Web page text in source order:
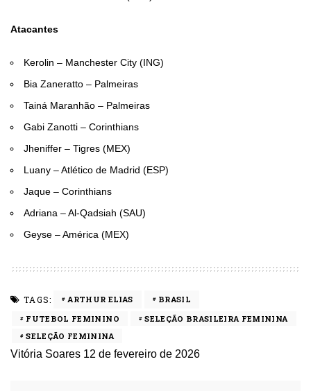
Atacantes
Kerolin – Manchester City (ING)
Bia Zaneratto – Palmeiras
Tainá Maranhão – Palmeiras
Gabi Zanotti – Corinthians
Jheniffer – Tigres (MEX)
Luany – Atlético de Madrid (ESP)
Jaque – Corinthians
Adriana – Al-Qadsiah (SAU)
Geyse – América (MEX)
TAGS: ARTHUR ELIAS
BRASIL
FUTEBOL FEMININO
SELEÇÃO BRASILEIRA FEMININA
SELEÇÃO FEMININA
Vitória Soares 12 de fevereiro de 2026